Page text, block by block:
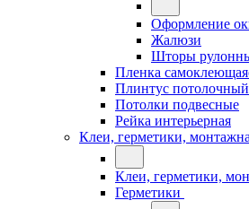
Оформление
Жалюзи
Шторы
Пленка
Плинтус потолочный
Потолки подвесные
Рейка интерьерная
Клеи, герметики,
Клеи, герметики,
Герметики